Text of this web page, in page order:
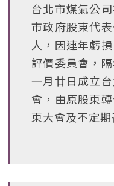
台北市煤氣公
市政府股東代
人，因連年虧
評價委員會，
一月廿日成立
會，由原股東
東大會及不定期